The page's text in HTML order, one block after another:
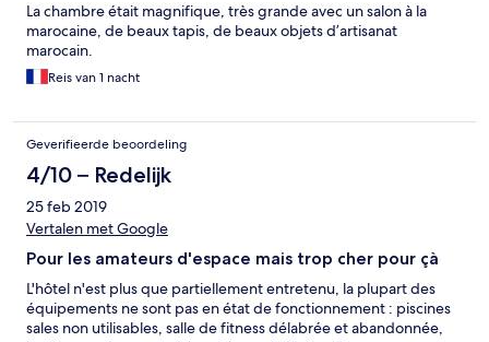
La chambre était magnifique, très grande avec un salon à la
marocaine, de beaux tapis, de beaux objets d’artisanat
marocain.
Reis van 1 nacht
Geverifieerde beoordeling
4/10 – Redelijk
25 feb 2019
Vertalen met Google
Pour les amateurs d'espace mais trop cher pour çà
L'hôtel n'est plus que partiellement entretenu, la plupart des
équipements ne sont pas en état de fonctionnement : piscines
sales non utilisables, salle de fitness délabrée et abandonnée,